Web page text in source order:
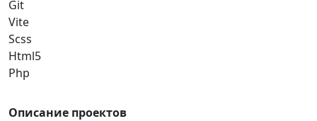
Git
Vite
Scss
Html5
Php
Описание проектов